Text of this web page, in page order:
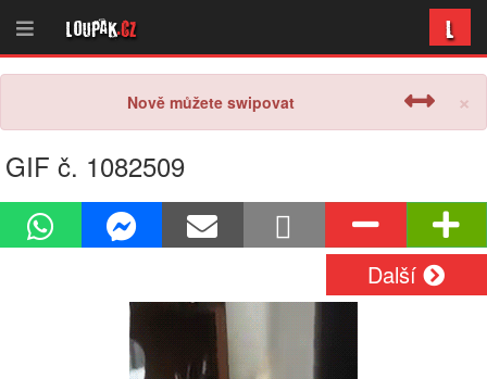
Loupak.cz L
×
Nově můžete swipovat
GIF č. 1082509
Další